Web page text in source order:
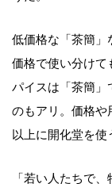
低価格な「茶簡」
価格で使い分けて
パイスは「茶簡
のもアリ。価格や
以上に開化堂を使
「若い人たちで